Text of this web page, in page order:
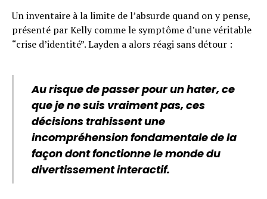
Un inventaire à la limite de l’absurde quand on y pense,
présenté par Kelly comme le symptôme d’une véritable
“crise d’identité”. Layden a alors réagi sans détour :
Au risque de passer pour un hater, ce
que je ne suis vraiment pas, ces
décisions trahissent une
incompréhension fondamentale de la
façon dont fonctionne le monde du
divertissement interactif.